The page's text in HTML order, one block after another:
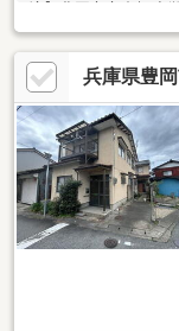
店：車5分（3300m
ーソン出石町寺坂店
おります！是非、お
兵庫県豊